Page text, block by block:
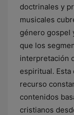
doctrinales y
musicales
género gospel
que los
interpretación
espiritual.
recurso
contenidos
cristianos